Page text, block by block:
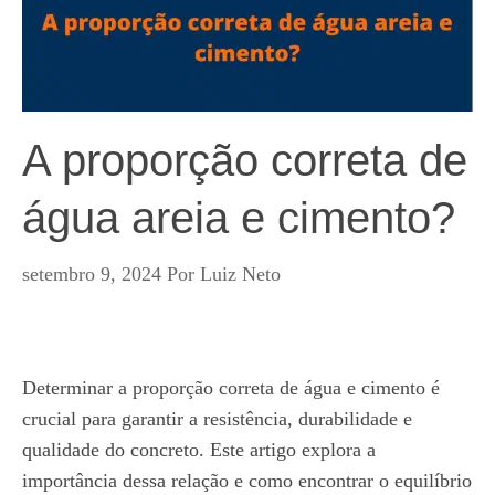
A proporção correta de
água areia e cimento?
setembro 9, 2024 Por Luiz Neto
Determinar a proporção correta de água e cimento é
crucial para garantir a resistência, durabilidade e
qualidade do concreto. Este artigo explora a
importância dessa relação e como encontrar o equilíbrio